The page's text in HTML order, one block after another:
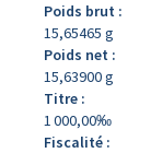
Poids brut :
15,65465 g
Poids net :
15,63900 g
Titre :
1 000,00‰
Fiscalité :